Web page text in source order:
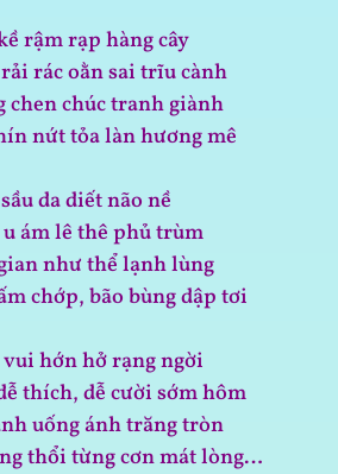
rậm rạp hàng cây
rác oằn sai trĩu cành
chen chúc tranh giành
nứt tỏa làn hương mê
da diết não nề
ám lê thê phủ trùm
như thể lạnh lùng
chớp, bão bùng dập tơi
hớn hở rạng ngời
thích, dễ cười sớm hôm
uống ánh trăng tròn
thổi từng cơn mát lòng…